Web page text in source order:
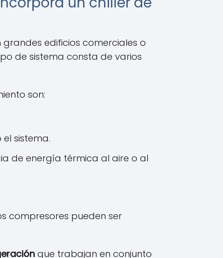
edificios comerciales o
de sistema consta de varios
son:
sistema.
de energía térmica al aire o al
compresores pueden ser
que trabajan en conjunto